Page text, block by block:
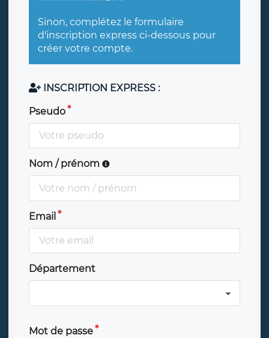
Sinon, complétez le formulaire
d'inscription express ci-dessous pour
créer votre compte.
INSCRIPTION EXPRESS :
Pseudo
Nom / prénom
Email
Département
Mot de passe